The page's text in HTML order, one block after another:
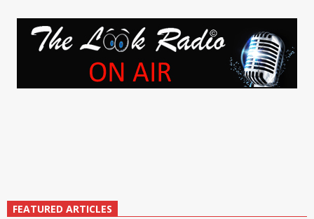
FEATURED ARTICLES